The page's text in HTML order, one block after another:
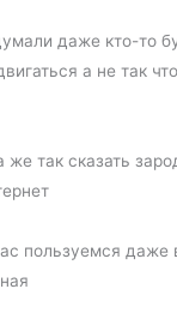
даже кто-то
а не так
же так сказать
пользуемся даже